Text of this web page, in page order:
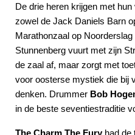
De drie heren krijgen met
zowel de Jack Daniels Barn
Marathonzaal op
Stunnenberg vuurt met zijn
de zaal af, maar zorgt met
voor oosterse mystiek die bij
denken. Drummer Bob
in de beste seventiestraditie
The Charm The Furyhad de